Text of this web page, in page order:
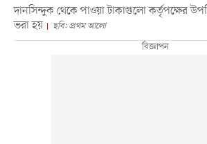
দানসিন্দুক থেকে পাওয়া টাকাগুলো কর্তৃপক্ষের
ভরা হয়
ছবি: প্রথম আলো